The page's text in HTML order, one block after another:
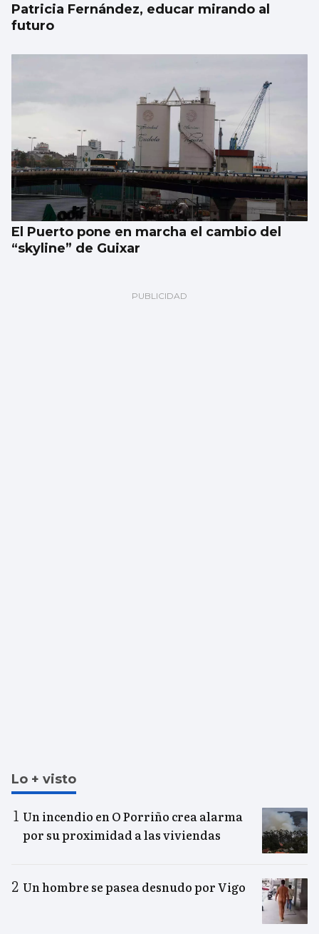
Patricia Fernández, educar mirando al
futuro
El Puerto pone en marcha el cambio del
“skyline” de Guixar
Lo + visto
Un incendio en O Porriño crea alarma
por su proximidad a las viviendas
Un hombre se pasea desnudo por Vigo